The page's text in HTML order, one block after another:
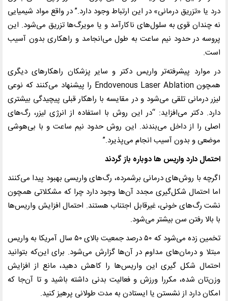
درد یا «تزریق درمانی» در این ارتباط وجود دارد.” در واقع مواد شیمیایی
نه چندان قوی به سلول‌های ناکارآمد و یا مویرگ‌ها تزریق می‌شود. این
پروسه در حدود نیم ساعت به طول می‌انجامد و راهکاری بدون آسیب
است.
در موارد پیشرفته‌تر واریس دکتر و سایر پزشکان راهکارهای دیگری
همچون Endovenous Laser Ablation
را پیشنهاد می‌کنند که نوعی
لیزر درمانی تلقی می‌شود و در مقایسه با راهکار قبلی پیچیدگی بیشتری
دارد. دکتر می‌افزاید: “در این روش با استفاده از انرژی لیزر، رگ‌های
اصلی را از داخل می‌بندند. این روش حدود نیم ساعت و با بی‌هوشی
موضعی و بدون آسیب انجام می‌پذیرد.”
احتمال دارد واریس ها دوباره باز گردند
اگرچه با روش‌های درمانی برشمرده، رگ‌های واریسی بهبود پیدا می‌کنند
اما احتمال شکل‌گیری مجدد آن‌ها وجود دارد چرا که مشکلاتی همچون
نشت رگ‌های خونی، غیرقابل اجتناب هستند. احتمال افزایش واریس‌ها
با بالا رفتن سن بیشتر می‌شود.
تخمین زده می‌شود که ۵۰درصد جمعیت بالای۵۰ سال آمریکا به واریس
مبتلا و درمان‌های مداوم در آن‌ها گزارش می‌شود. برای این‌که بتوانید
احتمال شکل گیری این واریس‌ها را کاهش دهید، مانع از افزایش
وزن‌تان شده، مکررا ورزش و فعالیت بدنی داشته باشید و تا آن‌جا که
امکان دارد از نشستن یا ایستادن به مدت طولانی پرهیز کنید.